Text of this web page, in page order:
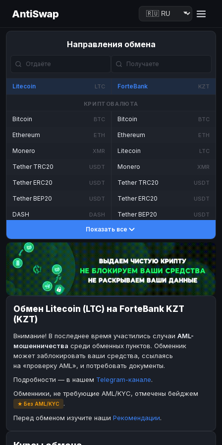
AntiSwap
Направления обмена
Litecoin LTC ForteBank KZT
КРИПТОВАЛЮТА
Bitcoin BTC
Ethereum ETH
Monero XMR
Tether TRC20 USDT
Tether ERC20 USDT
Tether BEP20 USDT
DASH DASH
TON
Dogecoin DOGE
TRX TRON
Bitcoin Cash BCH
BinanceCoin BEP20
Ether Classic ETC
Solana
XRP
Bitcoin BTC
Ethereum ETH
Litecoin LTC
Monero XMR
Tether TRC20 USDT
Tether ERC20 USDT
Tether BEP20 USDT
DASH
Toncoin TON
Dogecoin DOGE
TRX TRON
Bitcoin Cash BCH
BinanceCoin
Ripple
Paxum USD
Perfect Money
Payoneer USD
Paxum
Payoneer
Показать все
Обмен Litecoin (LTC) на ForteBank KZT
(KZT)
Внимание! В последнее время участились случаи AML-
мошенничества среди обменных пунктов. Обменник
может заблокировать ваши средства, ссылаясь
на «проверку AML», и потребовать документы.
Подробности — в нашем Telegram-канале.
Обменники, не требующие AML/KYC, отмечены бейджем
★ Без AML/KYC
.
Перед обменом изучите наши Рекомендации.